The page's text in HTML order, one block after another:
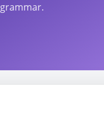
grammar.